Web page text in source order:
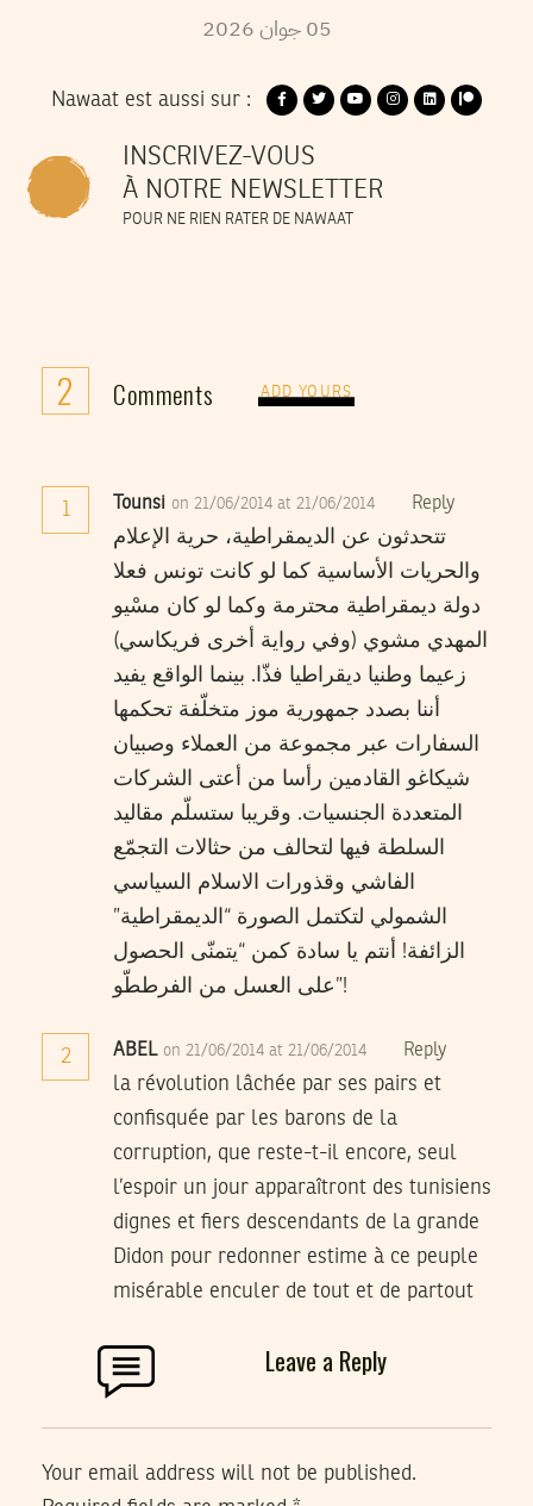
05 جوان2026
Nawaat est aussi sur :
INSCRIVEZ-VOUS
À NOTRE NEWSLETTER
POUR NE RIEN RATER DE NAWAAT
2 Comments ADD YOURS
1 Tounsi on 21/06/2014 at 21/06/2014 Reply
تتحدثون عن الديمقراطية، حرية الإعلام
والحريات الأساسية كما لو كانت تونس فعلا
دولة ديمقراطية محترمة وكما لو كان مسْيو
المهدي مشوي (وفي رواية أخرى فريكاسي)
زعيما وطنيا ديقراطيا فذّا. بينما الواقع يفيد
أننا بصدد جمهورية موز متخلّفة تحكمها
السفارات عبر مجموعة من العملاء وصبيان
شيكاغو القادمين رأسا من أعتى الشركات
المتعددة الجنسيات. وقريبا ستسلّم مقاليد
السلطة فيها لتحالف من حثالات التجمّع
الفاشي وقذورات الاسلام السياسي
الشمولي لتكتمل الصورة “الديمقراطية”
الزائفة! أنتم يا سادة كمن “يتمنّى الحصول
على العسل من الفرططّو”!
2 ABEL on 21/06/2014 at 21/06/2014 Reply
la révolution lâchée par ses pairs et
confisquée par les barons de la
corruption, que reste-t-il encore, seul
l’espoir un jour apparaîtront des tunisiens
dignes et fiers descendants de la grande
Didon pour redonner estime à ce peuple
misérable enculer de tout et de partout
Leave a Reply
Your email address will not be published.